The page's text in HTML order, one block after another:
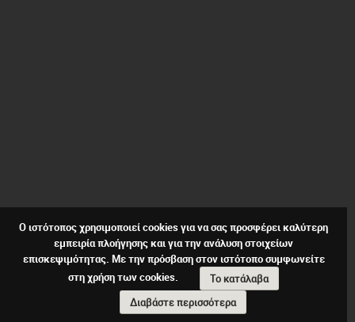
Ο ιστότοπος χρησιμοποιεί cookies για να σας προσφέρει καλύτερη
εμπειρία πλοήγησης και για την ανάλυση στοιχείων
επισκεψιμότητας. Με την πρόσβαση στον ιστότοπο συμφωνείτε
στη χρήση των cookies.
Το κατάλαβα
Διαβάστε περισσότερα